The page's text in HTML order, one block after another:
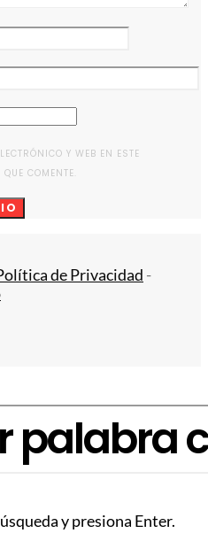
Y WEB EN ESTE
COMENTE.
de Privacidad -
y presiona Enter.